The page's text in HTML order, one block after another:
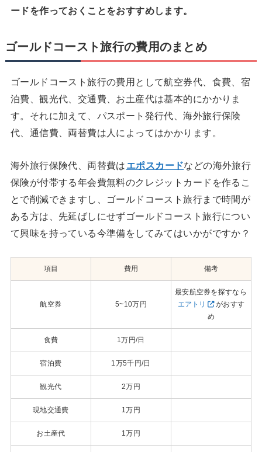
ードを作っておくことをおすすめします。
ゴールドコースト旅行の費用のまとめ
ゴールドコースト旅行の費用として航空券代、食費、宿
泊費、観光代、交通費、お土産代は基本的にかかりま
す。それに加えて、パスポート発行代、海外旅行保険
代、通信費、両替費は人によってはかかります。
海外旅行保険代、両替費は エポスカードなどの海外旅行
保険が付帯する年会費無料のクレジットカードを作るこ
とで削減できますし、ゴールドコースト旅行まで時間が
ある方は、先延ばしにせずゴールドコースト旅行につい
て興味を持っている今準備をしてみてはいかがですか？
項目 費用 備考
航空券 5~10万円
最安航空券を探すなら
エアトリ
がおすす
め
食費 1万円/日
宿泊費 1万5千円/日
観光代 2万円
現地交通費 1万円
お土産代 1万円